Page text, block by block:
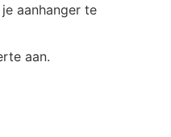
aanhanger te
aan.